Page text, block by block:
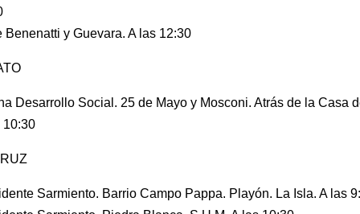
Benenatti y Guevara. A las 12:30
Desarrollo Social. 25 de Mayo y Mosconi. Atrás de la Casa
10:30
Sarmiento. Barrio Campo Pappa. Playón. La Isla. A las